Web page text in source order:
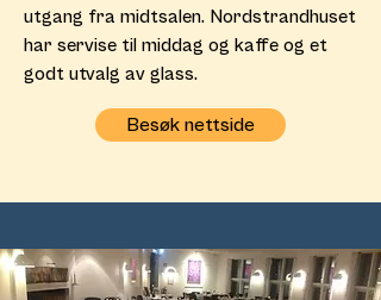
utgang fra midtsalen. Nordstrandhuset
har servise til middag og kaffe og et
godt utvalg av glass.
Besøk nettside